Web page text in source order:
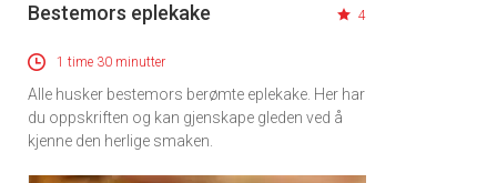
Bestemors eplekake 4
1 time 30 minutter
Alle husker bestemors berømte eplekake. Her har
du oppskriften og kan gjenskape gleden ved å
kjenne den herlige smaken.